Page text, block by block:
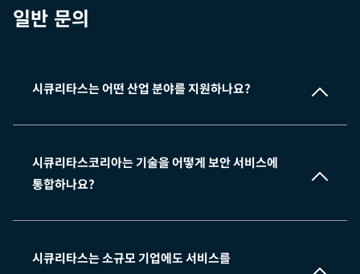
일반 문의
시큐리타스는 어떤 산업 분야를 지원하나요?
시큐리타스코리아는 기술을 어떻게 보안 서비스에
통합하나요?
시큐리타스는 소규모 기업에도 서비스를